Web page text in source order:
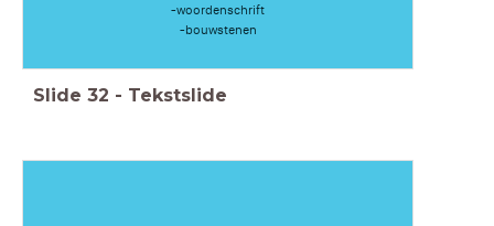
-woordenschrift
-bouwstenen
Slide 32 - Tekstslide